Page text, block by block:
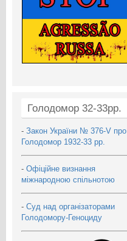
Голодомор 32-33рр.
- Закон України № 376-V про
Голодомор 1932-33 рр.
- Офіційне визнання
міжнародною спільнотою
- Суд над організаторами
Голодомору-Геноциду